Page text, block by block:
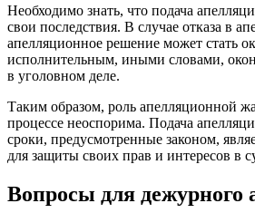
Необходимо знать, что подача
свои последствия. В случае отказа в
апелляционное решение может стать
исполнительным, иными словами,
в уголовном деле.
Таким образом, роль апелляционной
процессе неоспорима. Подача
сроки, предусмотренные законом,
для защиты своих прав и интересов в
Вопросы для дежурного